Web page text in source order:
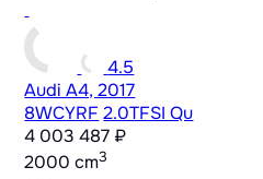
4.5
Audi A4, 2017
8WCYRF 2.0TFSI Qu
4 003 487 ₽
2000 cm3